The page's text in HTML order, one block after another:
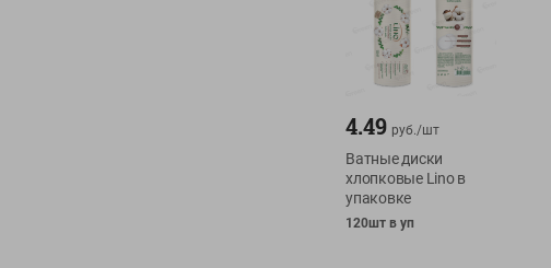
4.49 руб./шт
Ватные диски
хлопковые Lino в
упаковке
120шт в уп